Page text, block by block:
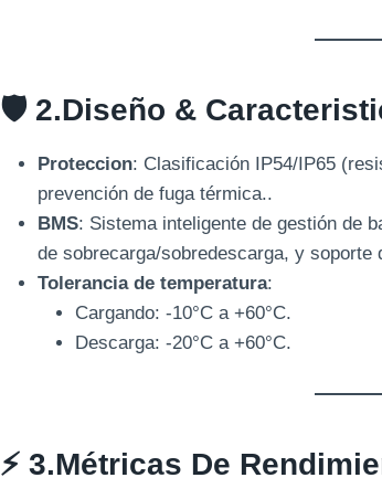
🛡️ 2.Diseño &
Proteccion: Clasificación IP54/IP65
prevención de fuga térmica..
BMS: Sistema inteligente de gestión de
de sobrecarga/sobredescarga, y soporte
Tolerancia de temperatura:
Cargando: -10°C a +60°C.
Descarga: -20°C a +60°C.
⚡ 3.Métricas De